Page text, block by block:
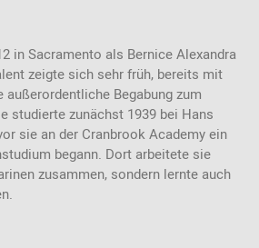
in Sacramento als Bernice Alexandra
zeigte sich sehr früh, bereits mit
außerordentliche Begabung zum
studierte zunächst 1939 bei Hans
sie an der Cranbrook Academy ein
begann. Dort arbeitete sie
zusammen, sondern lernte auch